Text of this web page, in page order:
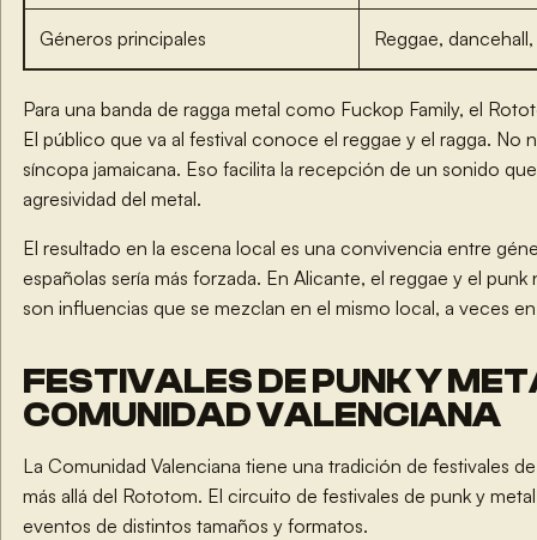
Géneros principales Reggae,
Para una banda de ragga metal como Fuckop Family, el
El público que va al festival conoce el reggae y el ragga. No
síncopa jamaicana. Eso facilita la recepción de un sonido
agresividad del metal.
El resultado en la escena local es una convivencia entre
españolas sería más forzada. En Alicante, el reggae y el
son influencias que se mezclan en el mismo local, a veces
FESTIVALES DE PUNK Y
COMUNIDAD VALENCIANA
La Comunidad Valenciana tiene una tradición de festivales
más allá del Rototom. El circuito de festivales de punk y
eventos de distintos tamaños y formatos.